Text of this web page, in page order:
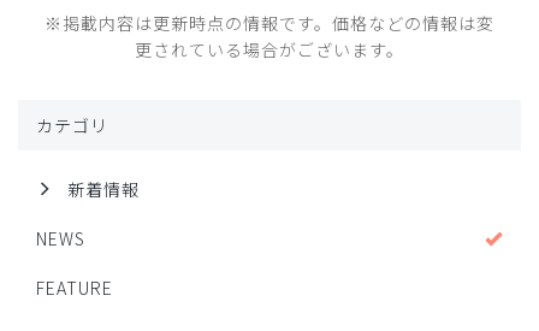
※掲載内容は更新時点の情報です。価格などの情報は変
更されている場合がございます。
カテゴリ
新着情報
NEWS
FEATURE